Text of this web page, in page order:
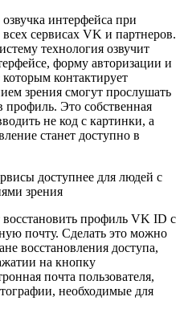
интерфейса при
сервисах VK и партнеров.
технология озвучит
форму авторизации и
которым контактирует
зрения смогут прослушать
профиль. Это собственная
не код с картинки, а
станет доступно в
восстановить профиль VK ID с
почту. Сделать это можно
восстановления доступа,
на кнопку
почта пользователя,
необходимые для